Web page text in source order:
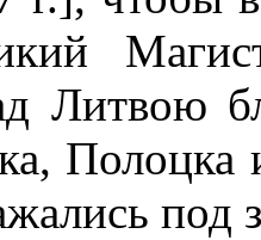
Литвою
под